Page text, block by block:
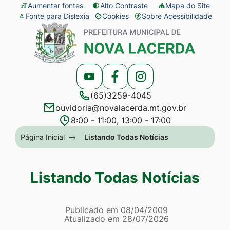
Seção
de
atalhos
acessibilidade
Ir
para
conteúdo
menu
[alt+2]
para
Aumentar fontes Alto Contraste
Mapa do Site
Fonte para Dislexia
Cookies
Abrir
preferências
de
cookies
Sobre Acessibilidade
Seção
menu
Acessar
a
Rede
Social
Acessar
a
Rede
Social
Acessar
a
Rede
Social
(65)3259-4045
ouvidoria@novalacerda.mt.gov.br
8:00 - 11:00, 13:00 - 17:00
Seção
do
principal
Página Inicial Listando Todas Notícias
Listando Todas Notícias
Página Listando Todas
Informações
Publicado em 08/04/2009
Atualizado em 28/07/2026